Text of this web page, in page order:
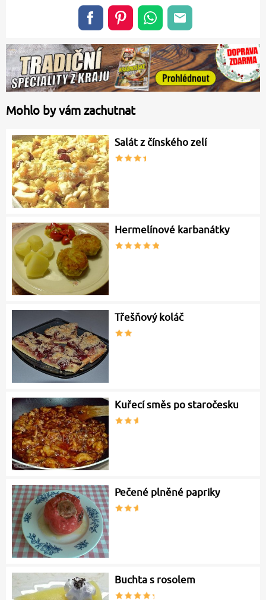
Mohlo by vám zachutnat
Salát z čínského zelí
Hermelínové karbanátky
Třešňový koláč
Kuřecí směs po staročesku
Pečené plněné papriky
Buchta s rosolem